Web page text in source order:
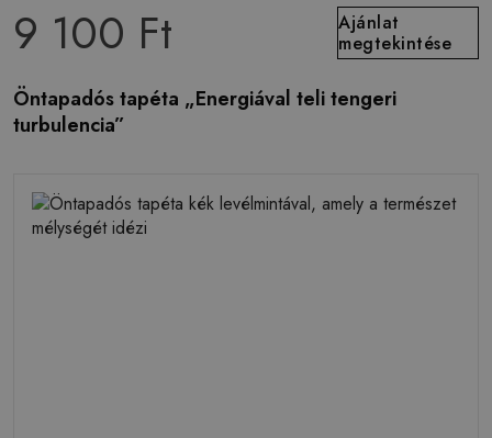
9 100 Ft
Ajánlat
megtekintése
Öntapadós tapéta „Energiával teli tengeri
turbulencia”